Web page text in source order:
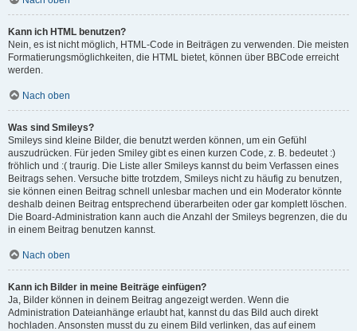
Kann ich HTML benutzen?
Nein, es ist nicht möglich, HTML-Code in Beiträgen zu verwenden. Die meisten
Formatierungsmöglichkeiten, die HTML bietet, können über BBCode erreicht
werden.
Nach oben
Was sind Smileys?
Smileys sind kleine Bilder, die benutzt werden können, um ein Gefühl
auszudrücken. Für jeden Smiley gibt es einen kurzen Code, z. B. bedeutet :)
fröhlich und :( traurig. Die Liste aller Smileys kannst du beim Verfassen eines
Beitrags sehen. Versuche bitte trotzdem, Smileys nicht zu häufig zu benutzen,
sie können einen Beitrag schnell unlesbar machen und ein Moderator könnte
deshalb deinen Beitrag entsprechend überarbeiten oder gar komplett löschen.
Die Board-Administration kann auch die Anzahl der Smileys begrenzen, die du
in einem Beitrag benutzen kannst.
Nach oben
Kann ich Bilder in meine Beiträge einfügen?
Ja, Bilder können in deinem Beitrag angezeigt werden. Wenn die
Administration Dateianhänge erlaubt hat, kannst du das Bild auch direkt
hochladen. Ansonsten musst du zu einem Bild verlinken, das auf einem